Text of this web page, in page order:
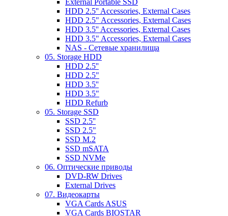
External Portable SSD
HDD 2.5'' Accessories, External Cases
HDD 2.5" Accessories, External Cases
HDD 3.5'' Accessories, External Cases
HDD 3.5" Accessories, External Cases
NAS - Сетевые хранилища
05. Storage HDD
HDD 2.5''
HDD 2.5"
HDD 3.5''
HDD 3.5"
HDD Refurb
05. Storage SSD
SSD 2.5''
SSD 2.5"
SSD M.2
SSD mSATA
SSD NVMe
06. Оптические приводы
DVD-RW Drives
External Drives
07. Видеокарты
VGA Cards ASUS
VGA Cards BIOSTAR